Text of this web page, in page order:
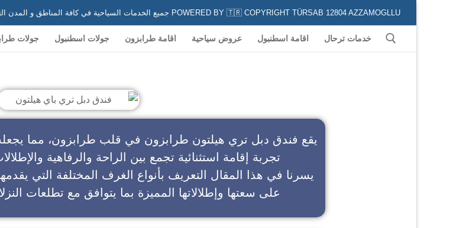
POWERED BY 🇹🇷 COPYRIGHT TÜRSAB 12804 AZZAMOGLLU جميع الخدمات السياحية في كافة المناطق و المدن التركية لكل من يعشق السياحة في تركيا
خدمات ترحال اقامة اسطنبول عروض سياحية اقامة طرابزون جولات اسطنبول جولات
يقع فندق دبل تري هيلتون طرابزون في قلب طرابزون، مما يجعله
تجربة إقامة استثنائية تجمع بين الراحة والرفاهية
يسرنا في هذا المقال التعريف بأنواع الغرف المختلفة التي
على سعتها وإطلالاتها المميزة بما يتوافق مع تطلعات